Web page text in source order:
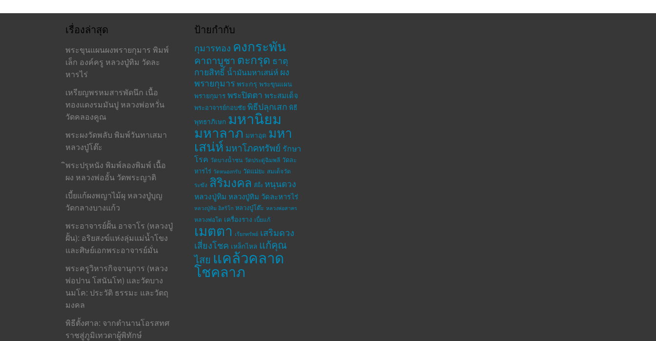
เรื่องล่าสุด
พระขุนแผนผงพรายกุมาร พิมพ์
เล็ก องค์ครู หลวงปู่ทิม วัดละ
หารไร่
เหรียญพรหมสารพัดนึก เนื้อ
ทองแดงรมมันปู หลวงพ่อหวั่น
วัดคลองคูณ
พระผงวัดพลับ พิมพ์วันทาเสมา
หลวงปู่โต๊ะ
ิพระปรุหนัง พิมพ์ลองพิมพ์ เนื้อ
ผง หลวงพ่ออั้น วัดพระญาติ
เบี้ยแก้ผงพญาไม้ผุ หลวงปู่บุญ
วัดกลางบางแก้ว
พระอาจารย์ฝั้น อาจาโร (หลวงปู่
ฝั้น): อริยสงฆ์แห่งลุ่มแม่น้ำโขง
และศิษย์เอกพระอาจารย์มั่น
พระครูวิหารกิจจานุการ (หลวง
พ่อปาน โสนันโท) และวัดบาง
นมโค: ประวัติ ธรรมะ และวัตถุ
มงคล
พิธีตั้งศาล: จากตำนานโอรสทศ
ราชสู่ภูมิเทวดาผู้พิทักษ์
ป้ายกำกับ
กุมารทอง คงกระพัน
คาถาบูชา ตะกรุด ธาตุ
กายสิทธิ์ น้ำมันมหาเสน่ห์ ผง
พรายกุมาร พระกรุ พระขุนแผน
พรายกุมาร พระปิดตา พระสมเด็จ
พระอาจารย์กอบชัย พิธีปลุกเสก พิธี
พุทธาภิเษก มหานิยม
มหาลาภ มหาอุด มหา
เสน่ห์ มหาโภคทรัพย์ รักษา
โรค วัดบางน้ำชน วัดประดู่ฉิมพลี วัดละ
หารไร่ วัดหนองกรับ วัดแม่ยะ สมเด็จวัด
ระฆัง สิริมงคล สีผึ้ง หนุนดวง
หลวงปู่ทิม หลวงปู่ทิม วัดละหารไร่
หลวงปู่ทิม อิสริโก หลวงปู่โต๊ะ หลวงพ่อสาคร
หลวงพ่อโต เครื่องราง เบี้ยแก้
เมตตา เรียกทรัพย์ เสริมดวง
เสี่ยงโชค เหล็กไหล แก้คุณ
ไสย แคล้วคลาด
โชคลาภ